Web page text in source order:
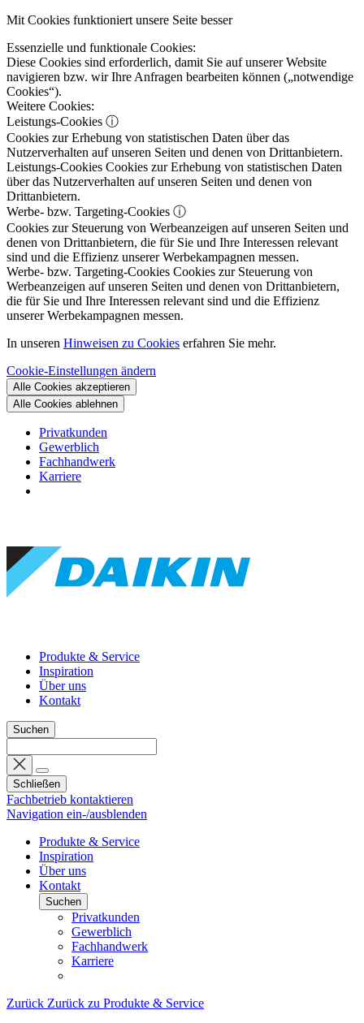
Mit Cookies funktioniert unsere Seite besser
Essenzielle und funktionale Cookies:
Diese Cookies sind erforderlich, damit Sie auf unserer Website
navigieren bzw. wir Ihre Anfragen bearbeiten können („notwendige
Cookies“).
Weitere Cookies:
Leistungs-Cookies ⓘ
Cookies zur Erhebung von statistischen Daten über das
Nutzerverhalten auf unseren Seiten und denen von Drittanbietern.
Leistungs-Cookies Cookies zur Erhebung von statistischen Daten
über das Nutzerverhalten auf unseren Seiten und denen von
Drittanbietern.
Werbe- bzw. Targeting-Cookies ⓘ
Cookies zur Steuerung von Werbeanzeigen auf unseren Seiten und
denen von Drittanbietern, die für Sie und Ihre Interessen relevant
sind und die Effizienz unserer Werbekampagnen messen.
Werbe- bzw. Targeting-Cookies Cookies zur Steuerung von
Werbeanzeigen auf unseren Seiten und denen von Drittanbietern,
die für Sie und Ihre Interessen relevant sind und die Effizienz
unserer Werbekampagnen messen.
In unseren Hinweisen zu Cookies erfahren Sie mehr.
Cookie-Einstellungen ändern
Alle Cookies akzeptieren
Alle Cookies ablehnen
Privatkunden
Gewerblich
Fachhandwerk
Karriere
Produkte & Service
Inspiration
Über uns
Kontakt
Suchen
Schließen
Fachbetrieb kontaktieren
Navigation ein-/ausblenden
Produkte & Service
Inspiration
Über uns
Kontakt
Suchen
Privatkunden
Gewerblich
Fachhandwerk
Karriere
Zurück Zurück zu Produkte & Service